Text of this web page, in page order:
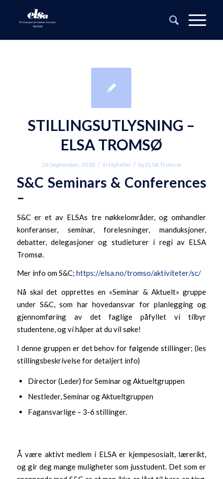
STILLINGSUTLYSNING –
ELSA TROMSØ
26 September, 2018 / in Nyheter / by ELSA Tromsø
S&C Seminars & Conferences
–
S&C er et av ELSAs tre nøkkelområder, og omhandler
konferanser, seminar, forelesninger, manduksjoner,
debatter, delegasjoner og studieturer i regi av ELSA
Tromsø.
Mer info om S&C; https://elsa.no/tromso/aktiviteter/sc/
Nå skal det opprettes en «Seminar & Aktuelt» gruppe
under S&C, som har hovedansvar for planlegging og
gjennomføring av det faglige påfyllet vi tilbyr
studentene, og vi håper at du vil søke!
I denne gruppen er det behov for følgende stillinger; (les
stillingsbeskrivelse for detaljert info)
Director (Leder) for Seminar og Aktueltgruppen
Nestleder, Seminar og Aktueltgruppen
Fagansvarlige – 3-6 stillinger.
Å være aktivt medlem i ELSA er kjempesosialt, lærerikt,
og gir deg mange muligheter som jusstudent. Det som er